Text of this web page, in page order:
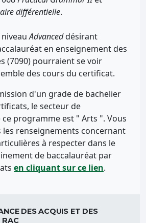
différentielle.
niveauAdvanceddésirant
en enseignement des
(7090) pourraient se voir
des cours du certificat.
d'un grade de bachelier
le secteur de
programme est " Arts ". Vous
renseignements concernant
à respecter dans le
de baccalauréat par
en cliquant sur ce lien.
DES ACQUIS ET DES
RAC